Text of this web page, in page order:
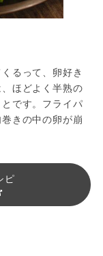
るって、卵好き
ほどよく半熟の
です。フライパ
きの中の卵が崩
ピ